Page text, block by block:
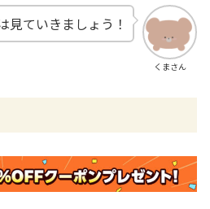
くまさん
見ていきましょう！